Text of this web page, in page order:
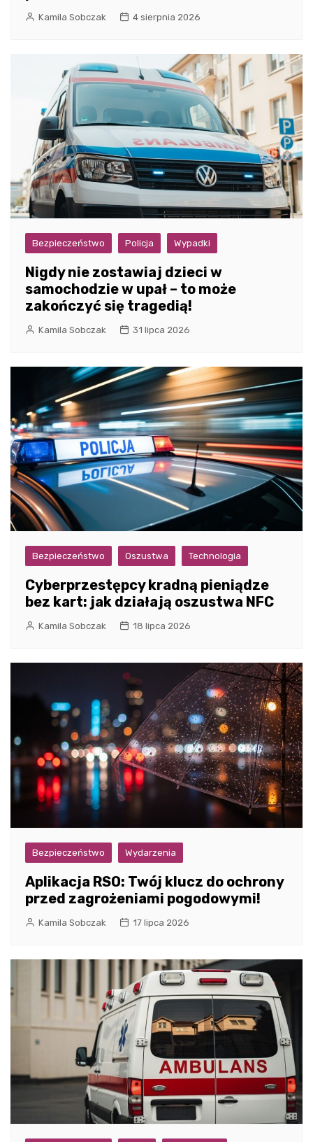
Kamila Sobczak 4 sierpnia 2026
Bezpieczeństwo Policja Wypadki
Nigdy nie zostawiaj dzieci w
samochodzie w upał – to może
zakończyć się tragedią!
Kamila Sobczak 31 lipca 2026
Bezpieczeństwo Oszustwa Technologia
Cyberprzestępcy kradną pieniądze
bez kart: jak działają oszustwa NFC
Kamila Sobczak 18 lipca 2026
Bezpieczeństwo Wydarzenia
Aplikacja RSO: Twój klucz do ochrony
przed zagrożeniami pogodowymi!
Kamila Sobczak 17 lipca 2026